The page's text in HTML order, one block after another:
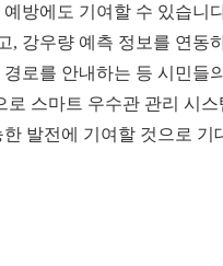
방에도 기여할 수 있습니
, 강우량 예측 정보를 연동
로를 안내하는 등 시민들
로 스마트 우수관 관리 시스
발전에 기여할 것으로 기